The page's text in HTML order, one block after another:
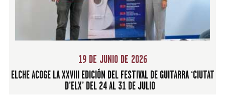
19 DE JUNIO DE 2026
ELCHE ACOGE LA XXVIII EDICIÓN DEL FESTIVAL DE GUITARRA ‘CIUTAT
D’ELX’ DEL 24 AL 31 DE JULIO